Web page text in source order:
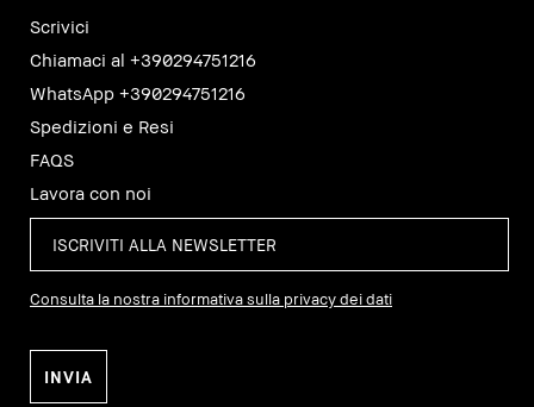
Scrivici
Chiamaci al +390294751216
WhatsApp +390294751216
Spedizioni e Resi
FAQS
Lavora con noi
Consulta la nostra informativa sulla privacy dei dati